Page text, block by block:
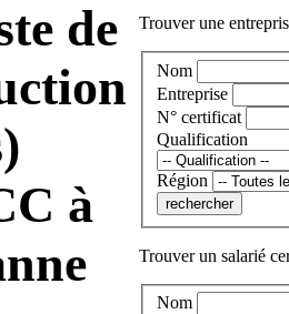
de
à
Trouver une
Nom
Entreprise
N° certificat
Qualification
Région
Trouver un salarié
Nom